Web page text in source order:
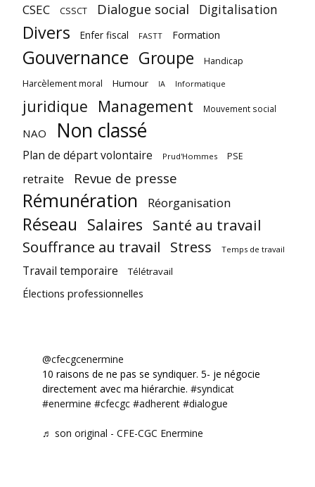
CSEC CSSCT Dialogue social Digitalisation
Divers Enfer fiscal FASTT Formation
Gouvernance Groupe Handicap
Harcèlement moral Humour IA Informatique
juridique Management Mouvement social
NAO Non classé
Plan de départ volontaire Prud'Hommes PSE
retraite Revue de presse
Rémunération Réorganisation
Réseau Salaires Santé au travail
Souffrance au travail Stress Temps de travail
Travail temporaire Télétravail
Élections professionnelles
@cfecgcenermine
10 raisons de ne pas se syndiquer. 5- je négocie
directement avec ma hiérarchie. #syndicat
#enermine #cfecgc #adherent #dialogue
♬ son original - CFE-CGC Enermine